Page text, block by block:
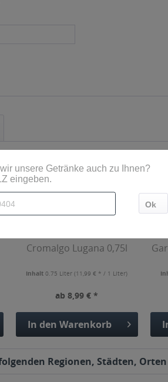
Cromalgo Lugana 0,75l
Inhalt0.75 Liter(11,99 € * / 1 Liter)
ab 8,99 € *
In den Warenkorb
Regionen, Städten,